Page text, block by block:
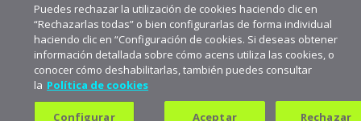
Suscríbete a aceNews para
mantenerte a la última
Puedes rechazar la utilización de cookies haciendo clic en
“Rechazarlas todas” o bien configurarlas de forma individual
haciendo clic en “Configuración de cookies. Si deseas obtener
información detallada sobre cómo acens utiliza las cookies, o
conocer cómo deshabilitarlas, también puedes consultar
la Política de cookies
Configurar Rechazar
Aceptar